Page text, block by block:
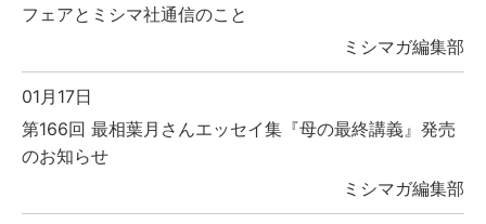
フェアとミシマ社通信のこと
ミシマガ編集部
01月17日
第166回 最相葉月さんエッセイ集『母の最終講義』発売
のお知らせ
ミシマガ編集部